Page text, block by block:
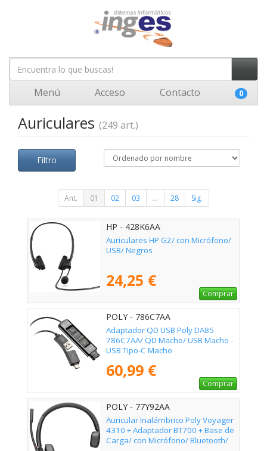
Menú Acceso Contacto 0
Auriculares (249 art.)
Filtro
Ant. 01 02 03 ... 28 Sig.
HP - 428K6AA
Auriculares HP G2/ con Micrófono/
USB/ Negros
24,25 €
Comprar
POLY - 786C7AA
Adaptador QD USB Poly DA85
786C7AA/ QD Macho/ USB Macho -
USB Tipo-C Macho
60,99 €
Comprar
POLY - 77Y92AA
Auricular Inalámbrico Poly Voyager
4310 + Adaptador BT700 + Base de
Carga/ con Micrófono/ Bluetooth/